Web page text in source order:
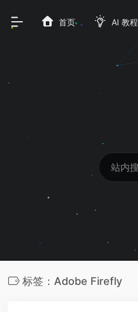
首页 AI 教程
标签：Adob​​e Firefly